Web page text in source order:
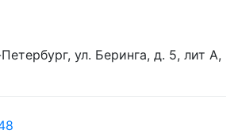
ул. Беринга, д. 5, лит А,